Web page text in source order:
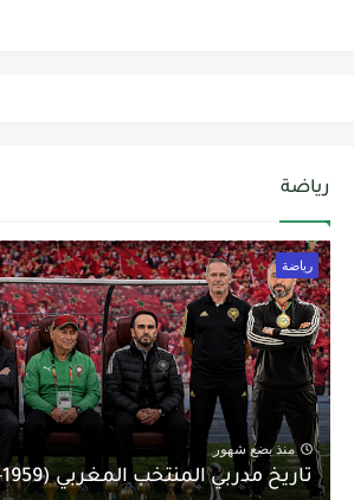
رياضة
رياضة
منذ بضع شهور
تاريخ مدربي المنتخب المغربي (1959-2026)